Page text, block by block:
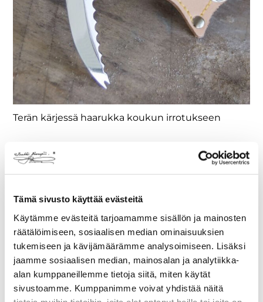
Tämä sivusto käyttää evästeitä
Käytämme evästeitä tarjoamamme sisällön ja mainosten
räätälöimiseen, sosiaalisen median ominaisuuksien
tukemiseen ja kävijämäärämme analysoimiseen. Lisäksi
jaamme sosiaalisen median, mainosalan ja analytiikka-
alan kumppaneillemme tietoja siitä, miten käytät
sivustoamme. Kumppanimme voivat yhdistää näitä
Terän kärjessä haarukka koukun irrotukseen
KALAPUUKKO
Kalapuukko Monitoimi on kalamiehen
kaveri, jonka vaikuttavan muotoiseen ja
kauniisti kiiltävään terään liittyy
monenlaisia käyttöominaisuuksia.
Sen vaikuttavan muotoiseen ja
kauniisti kiiltävään terään liittyy